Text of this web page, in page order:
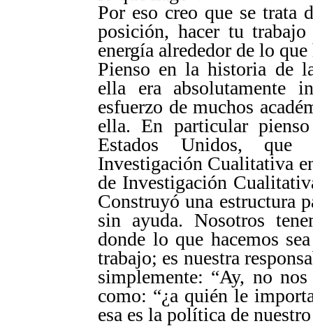
Por eso creo que se trata
posición, hacer tu
energía alrededor de lo que
Pienso en la historia de
ella era absolutamente
esfuerzo de muchos
ella. En particular
Estados Unidos, que
Investigación Cualitativa
de Investigación
Construyó una estructura
sin ayuda. Nosotros
donde lo que hacemos
trabajo; es nuestra
simplemente: “Ay, no
como: “¿a quién le
esa es la política de